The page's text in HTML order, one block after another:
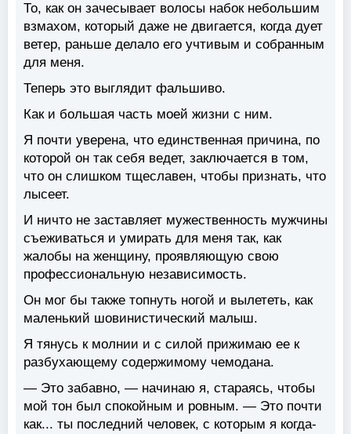
То, как он зачесывает волосы набок небольшим
взмахом, который даже не двигается, когда дует
ветер, раньше делало его учтивым и собранным
для меня.
Теперь это выглядит фальшиво.
Как и большая часть моей жизни с ним.
Я почти уверена, что единственная причина, по
которой он так себя ведет, заключается в том,
что он слишком тщеславен, чтобы признать, что
лысеет.
И ничто не заставляет мужественность мужчины
съеживаться и умирать для меня так, как
жалобы на женщину, проявляющую свою
профессиональную независимость.
Он мог бы также топнуть ногой и вылететь, как
маленький шовинистический малыш.
Я тянусь к молнии и с силой прижимаю ее к
разбухающему содержимому чемодана.
— Это забавно, — начинаю я, стараясь, чтобы
мой тон был спокойным и ровным. — Это почти
как... ты последний человек, с которым я когда-